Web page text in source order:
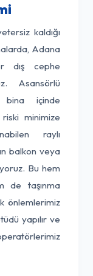
kaldığı
Adana
dış cephe
Asansörlü
bina içinde
minimize
raylı
balkon veya
Bu hem
de taşınma
önlemlerimiz
yapılır ve